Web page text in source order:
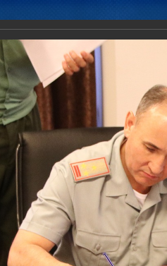
Структура
ОДКБ
Новости
В Душанбе проведены
совместного тактического
10.08.2018